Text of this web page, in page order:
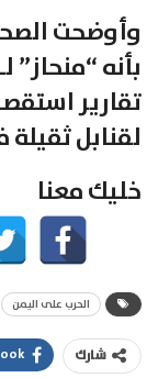
وأوضحت
بأنه “منحاز”
تقارير
لقنابل
خليك معنا
الحرب على اليمن
شارك